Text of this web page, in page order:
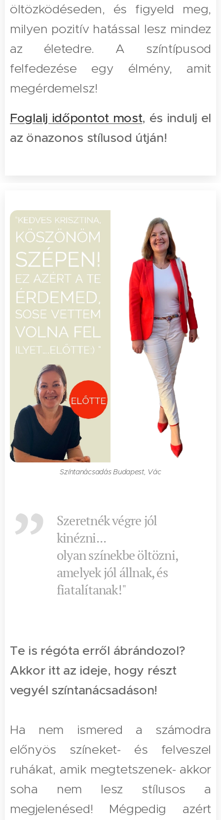
öltözködéseden, és figyeld meg,
milyen pozitív hatással lesz mindez
az életedre. A színtípusod
felfedezése egy élmény, amit
megérdemelsz!
Foglalj időpontot most, és indulj el
az önazonos stílusod útján!
Színtanácsadás Budapest, Vác
Szeretnék végre jól
kinézni...
olyan színekbe öltözni,
amelyek jól állnak, és
fiatalítanak!"
Te is régóta erről ábrándozol?
Akkor itt az ideje, hogy részt
vegyél színtanácsadáson!
Ha nem ismered a számodra
előnyös színeket- és felveszel
ruhákat, amik megtetszenek- akkor
soha nem lesz stílusos a
megjelenésed! Mégpedig azért